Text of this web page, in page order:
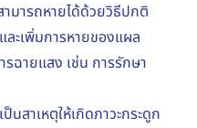
ามารถหายได้ด้วยวิธีปกติ
ะเพิ่มการหายของแผล
รฉายแสง เช่น การรักษา
นสาเหตุให้เกิดภาวะกระดูก